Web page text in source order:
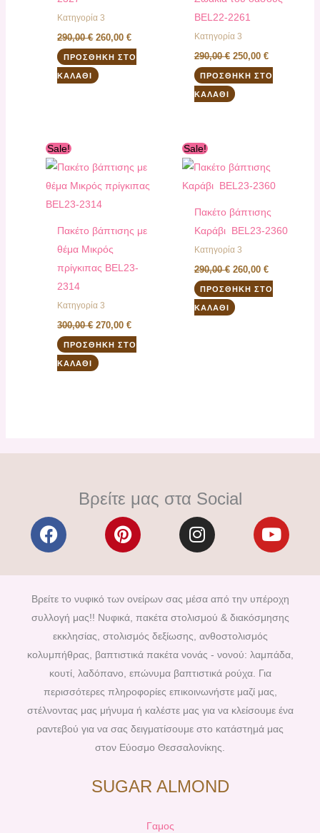
Κατηγορία 3
290,00€ 260,00€
ΠΡΟΣΘΉΚΗ ΣΤΟ
ΚΑΛΆΘΙ
ΒEL22-2261
Κατηγορία 3
290,00€ 250,00 €
ΠΡΟΣΘΉΚΗ ΣΤΟ
ΚΑΛΆΘΙ
Sale!
Πακέτο βάπτισης με
θέμα Μικρός
πρίγκιπας ΒEL23-
2314
Κατηγορία 3
300,00€
was:
270,00€
τιμή
270,00 €.
ΠΡΟΣΘΉΚΗ ΣΤΟ
ΚΑΛΆΘΙ
Sale!
Πακέτο βάπτισης
Kαράβι ΒEL23-2360
Κατηγορία 3
290,00€
was:
260,00 €
τιμή
260,00 €.
ΠΡΟΣΘΉΚΗ ΣΤΟ
ΚΑΛΆΘΙ
Βρείτε μας στα Social
F
a
e
b
o
o
k
P
i
t
e
r
e
s
t
I
n
t
a
g
r
a
m
Y
o
t
u
b
Βρείτε το νυφικό των ονείρων σας μέσα από την υπέροχη
συλλογή μας!! Νυφικά, πακέτα στολισμού & διακόσμησης
εκκλησίας, στολισμός δεξίωσης, ανθοστολισμός
κολυμπήθρας, βαπτιστικά πακέτα νονάς - νονού: λαμπάδα,
κουτί, λαδόπανο, επώνυμα βαπτιστικά ρούχα. Για
περισσότερες πληροφορίες επικοινωνήστε μαζί μας,
στέλνοντας μας μήνυμα ή καλέστε μας για να κλείσουμε ένα
ραντεβού για να σας δειγματίσουμε στο κατάστημά μας
στον Εύοσμο Θεσσαλονίκης.
SUGAR ALMOND
Γαμος